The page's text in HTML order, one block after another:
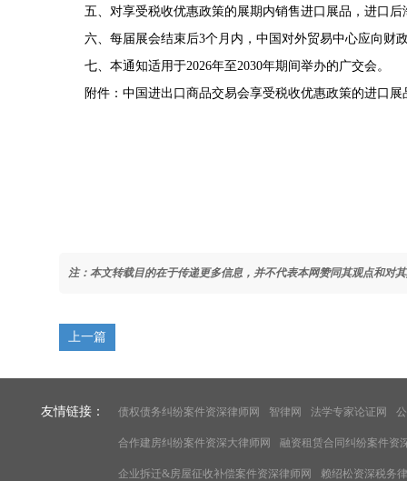
五、对享受税收优惠政策的展期内销售进口展品，进口后
六、每届展会结束后3个月内，中国对外贸易中心应向财
七、本通知适用于2026年至2030年期间举办的广交会。
附件： 中国进出口商品交易会享受税收优惠政策的进口展
注：本文转载目的在于传递更多信息，并不代表本网赞同其观点和对
上一篇
友情链接： 债权债务纠纷案件资深律师网 智律网 法学专家论证网
合作建房纠纷案件资深大律师网 融资租赁合同纠纷案件资
企业拆迁&房屋征收补偿案件资深律师网 赖绍松资深税务